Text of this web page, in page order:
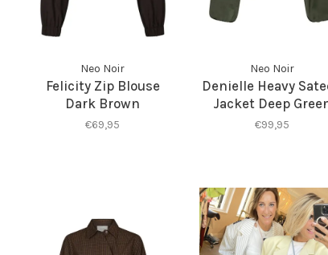
Neo Noir
Felicity Zip Blouse
Dark Brown
€69,95
Neo Noir
Denielle Heavy
Jacket Deep
€99,95